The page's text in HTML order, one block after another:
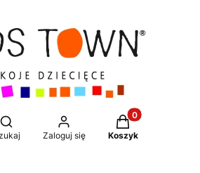
Otwórz wyszukiwarkę
Zaloguj się
Produkty w
Koszyk